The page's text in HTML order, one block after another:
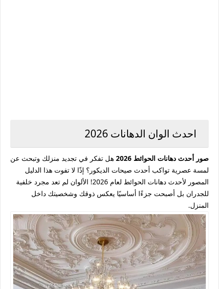
احدث الوان الدهانات 2026
صور أحدث دهانات الحوائط 2026
هل تفكر في تجديد منزلك وتبحث عن
لمسة عصرية تواكب أحدث صيحات الديكور؟ إذًا لا تفوت هذا الدليل
المصور لأحدث دهانات الحوائط لعام 2026! الألوان لم تعد مجرد خلفية
للجدران بل أصبحت جزءًا أساسيًا يعكس ذوقك وشخصيتك داخل
المنزل.